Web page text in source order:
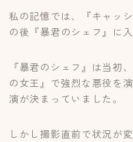
私の記憶では、『キャッ
の後『暴君のシェフ』に
『暴君のシェフ』は当初
の女王』で強烈な悪役を
演が決まっていました。
しかし撮影直前で状況が